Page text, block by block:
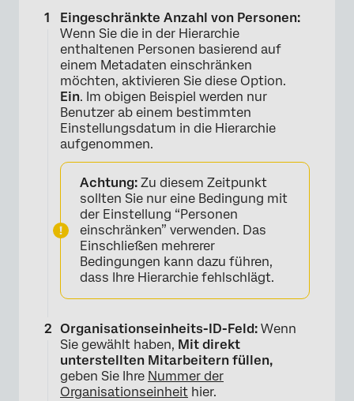
×
Eingeschränkte Anzahl von Personen:
Wenn Sie die in der Hierarchie
enthaltenen Personen basierend auf
einem Metadaten einschränken
möchten, aktivieren Sie diese Option.
Ein. Im obigen Beispiel werden nur
Benutzer ab einem bestimmten
Einstellungsdatum in die Hierarchie
aufgenommen.
Achtung: Zu diesem Zeitpunkt
sollten Sie nur eine Bedingung mit
der Einstellung “Personen
einschränken” verwenden. Das
Einschließen mehrerer
Bedingungen kann dazu führen,
dass Ihre Hierarchie fehlschlägt.
Organisationseinheits-ID-Feld: Wenn
Sie gewählt haben, Mit direkt
unterstellten Mitarbeitern füllen,
geben Sie Ihre Nummer der
Organisationseinheit hier.